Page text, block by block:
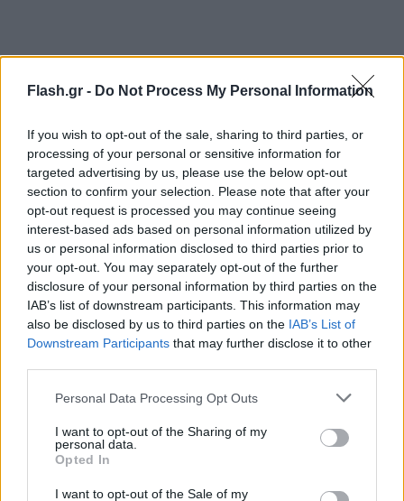
Flash.gr - Do Not Process My Personal Information
If you wish to opt-out of the sale, sharing to third parties, or
processing of your personal or sensitive information for
targeted advertising by us, please use the below opt-out
section to confirm your selection. Please note that after your
opt-out request is processed you may continue seeing
interest-based ads based on personal information utilized by
us or personal information disclosed to third parties prior to
your opt-out. You may separately opt-out of the further
disclosure of your personal information by third parties on the
IAB’s list of downstream participants. This information may
also be disclosed by us to third parties on the IAB’s List of
Downstream Participants that may further disclose it to other
Please note that this website/app uses one or more Google
not limited to your visit or usage behaviour. You may click to
grant or deny consent to Google and its third-party tags to
use your data for below specified purposes in below Google
consent section.
Personal Data Processing Opt Outs
I want to opt-out of the Sharing of my
personal data.
Opted In
I want to opt-out of the Sale of my
FLASH FOCUS